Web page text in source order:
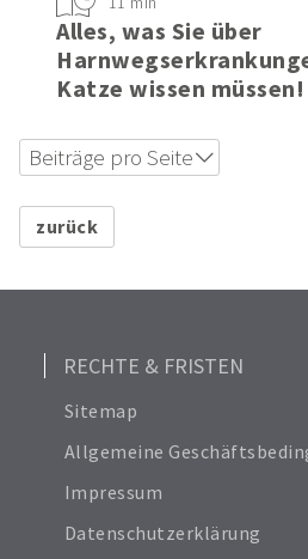
Alles, was Sie über
Katze wissen müssen!
Beiträge pro Seite
12
24
Alle anzeigen
RECHTE & FRISTEN
Sitemap
Allgemeine
Impressum
Datenschutzerklärung